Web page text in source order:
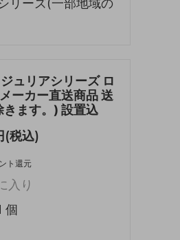
リーズ(一部地域の
ュリアシリーズ ロ
ーカー直送商品 送
ます。) 設置込
税込)
ト還元
入り
個